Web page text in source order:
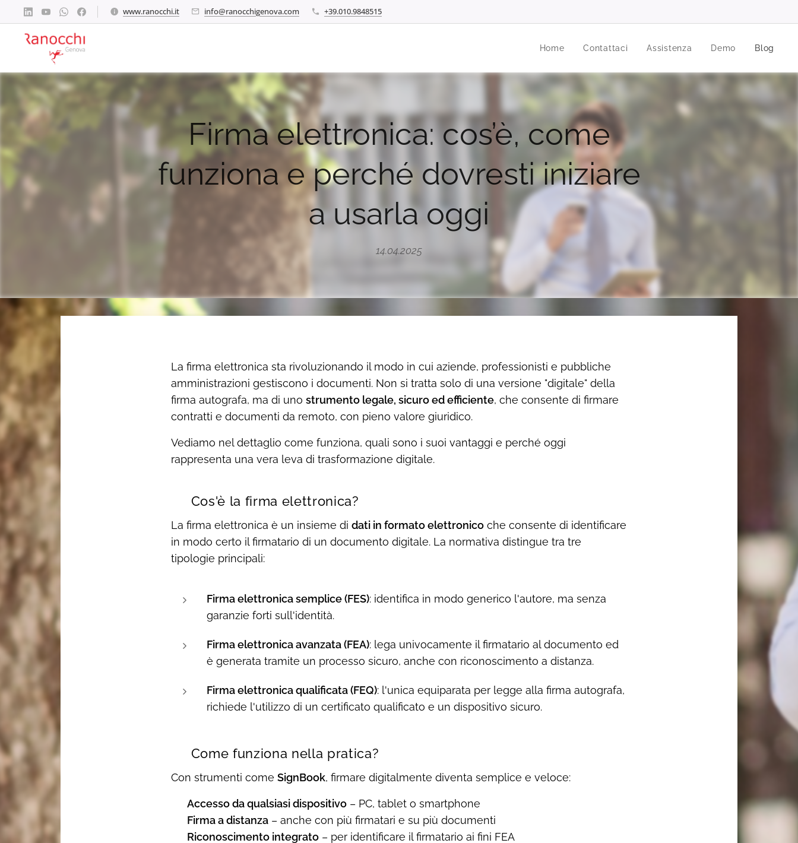
www.ranocchi.it info@ranocchigenova.com +39.010.9848515
Home Contattaci Assistenza Demo Blog
Firma elettronica: cos’è, come
funziona e perché dovresti iniziare
a usarla oggi
14.04.2025
La firma elettronica sta rivoluzionando il modo in cui aziende, professionisti e pubbliche
amministrazioni gestiscono i documenti. Non si tratta solo di una versione "digitale" della
firma autografa, ma di uno strumento legale, sicuro ed efficiente, che consente di firmare
contratti e documenti da remoto, con pieno valore giuridico.
Vediamo nel dettaglio come funziona, quali sono i suoi vantaggi e perché oggi
rappresenta una vera leva di trasformazione digitale.
📌 Cos'è la firma elettronica?
La firma elettronica è un insieme di dati in formato elettronicoche consente di identificare
in modo certo il firmatario di un documento digitale. La normativa distingue tra tre
tipologie principali:
Firma elettronica semplice (FES): identifica in modo generico l'autore, ma senza
garanzie forti sull'identità.
Firma elettronica avanzata (FEA): lega univocamente il firmatario al documento ed
è generata tramite un processo sicuro, anche con riconoscimento a distanza.
Firma elettronica qualificata (FEQ): l'unica equiparata per legge alla firma autografa,
richiede l'utilizzo di un certificato qualificato e un dispositivo sicuro.
⚙️ Come funziona nella pratica?
Con strumenti come SignBook, firmare digitalmente diventa semplice e veloce:
Accesso da qualsiasi dispositivo– PC, tablet o smartphone
Firma a distanza– anche con più firmatari e su più documenti
Riconoscimento integrato– per identificare il firmatario ai fini FEA